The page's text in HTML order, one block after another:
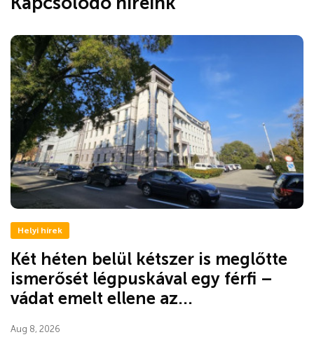
Helyi hírek
Két héten belül kétszer is meglőtte
ismerősét légpuskával egy férfi –
vádat emelt ellene az...
Aug 8, 2026